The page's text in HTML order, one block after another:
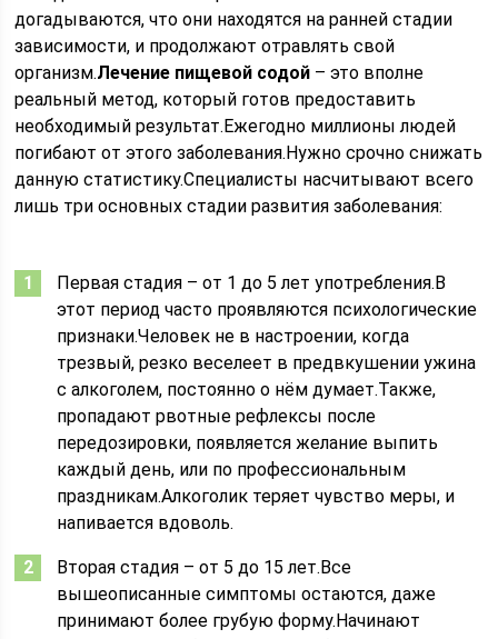
догадываются, что они находятся на ранней стадии
зависимости, и продолжают отравлять свой
организм.Лечение пищевой содой – это вполне
реальный метод, который готов предоставить
необходимый результат.Ежегодно миллионы людей
погибают от этого заболевания.Нужно срочно снижать
данную статистику.Специалисты насчитывают всего
лишь три основных стадии развития заболевания:
Первая стадия – от 1 до 5 лет употребления.В
этот период часто проявляются психологические
признаки.Человек не в настроении, когда
трезвый, резко веселеет в предвкушении ужина
с алкоголем, постоянно о нём думает.Также,
пропадают рвотные рефлексы после
передозировки, появляется желание выпить
каждый день, или по профессиональным
праздникам.Алкоголик теряет чувство меры, и
напивается вдоволь.
Вторая стадия – от 5 до 15 лет.Все
вышеописанные симптомы остаются, даже
принимают более грубую форму.Начинают